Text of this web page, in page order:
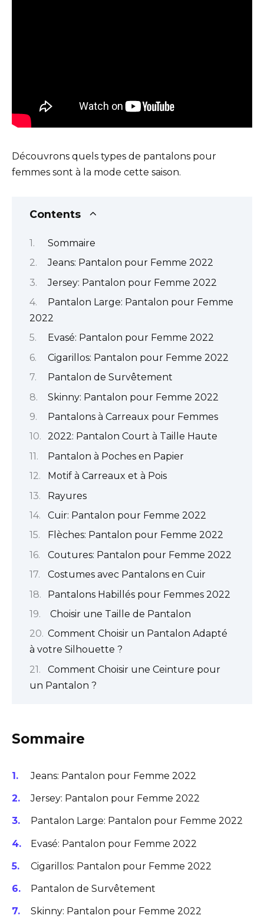
Découvrons quels types de pantalons pour
femmes sont à la mode cette saison.
Contents
Sommaire
Jeans: Pantalon pour Femme 2022
Jersey: Pantalon pour Femme 2022
Pantalon Large: Pantalon pour Femme
2022
Evasé: Pantalon pour Femme 2022
Cigarillos: Pantalon pour Femme 2022
Pantalon de Survêtement
Skinny: Pantalon pour Femme 2022
Pantalons à Carreaux pour Femmes
2022: Pantalon Court à Taille Haute
Pantalon à Poches en Papier
Motif à Carreaux et à Pois
Rayures
Cuir: Pantalon pour Femme 2022
Flèches: Pantalon pour Femme 2022
Coutures: Pantalon pour Femme 2022
Costumes avec Pantalons en Cuir
Pantalons Habillés pour Femmes 2022
Choisir une Taille de Pantalon
Comment Choisir un Pantalon Adapté
à votre Silhouette ?
Comment Choisir une Ceinture pour
un Pantalon ?
Sommaire
Jeans: Pantalon pour Femme 2022
Jersey: Pantalon pour Femme 2022
Pantalon Large: Pantalon pour Femme 2022
Evasé: Pantalon pour Femme 2022
Cigarillos: Pantalon pour Femme 2022
Pantalon de Survêtement
Skinny: Pantalon pour Femme 2022